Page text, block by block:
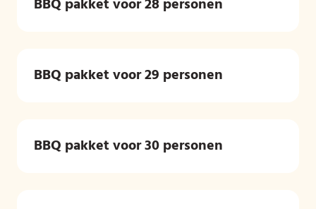
BBQ pakket voor 28 personen
BBQ pakket voor 29 personen
BBQ pakket voor 30 personen